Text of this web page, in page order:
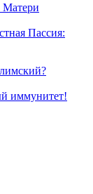
Матери
Пассия:
иммунитет!